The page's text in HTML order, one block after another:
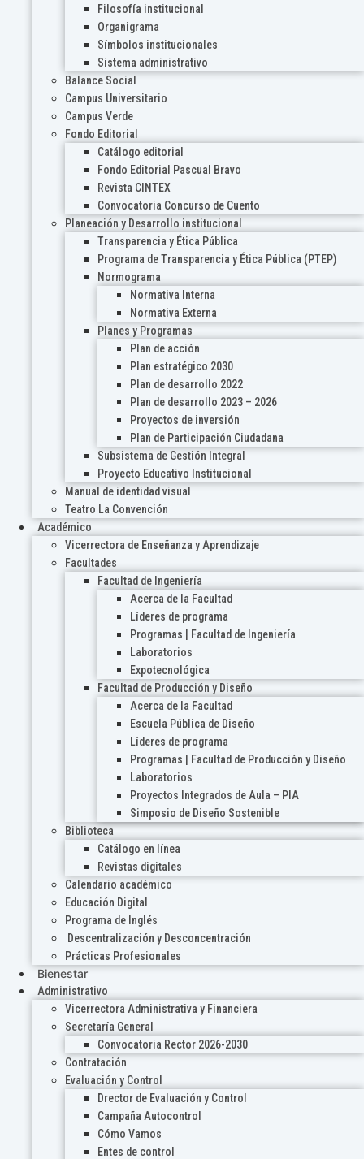
Filosofía institucional
Organigrama
Símbolos institucionales
Sistema administrativo
Balance Social
Campus Universitario
Campus Verde
Fondo Editorial
Catálogo editorial
Fondo Editorial Pascual Bravo
Revista CINTEX
Convocatoria Concurso de Cuento
Planeación y Desarrollo institucional
Transparencia y Ética Pública
Programa de Transparencia y Ética Pública (PTEP)
Normograma
Normativa Interna
Normativa Externa
Planes y Programas
Plan de acción
Plan estratégico 2030
Plan de desarrollo 2022
Plan de desarrollo 2023 – 2026
Proyectos de inversión
Plan de Participación Ciudadana
Subsistema de Gestión Integral
Proyecto Educativo Institucional
Manual de identidad visual
Teatro La Convención
Académico
Vicerrectora de Enseñanza y Aprendizaje
Facultades
Facultad de Ingeniería
Acerca de la Facultad
Líderes de programa
Programas | Facultad de Ingeniería
Laboratorios
Expotecnológica
Facultad de Producción y Diseño
Acerca de la Facultad
Escuela Pública de Diseño
Líderes de programa
Programas | Facultad de Producción y Diseño
Laboratorios
Proyectos Integrados de Aula – PIA
Simposio de Diseño Sostenible
Biblioteca
Catálogo en línea
Revistas digitales
Calendario académico
Educación Digital
Programa de Inglés
Descentralización y Desconcentración
Prácticas Profesionales
Bienestar
Administrativo
Vicerrectora Administrativa y Financiera
Secretaría General
Convocatoria Rector 2026-2030
Contratación
Evaluación y Control
Drector de Evaluación y Control
Campaña Autocontrol
Cómo Vamos
Entes de control